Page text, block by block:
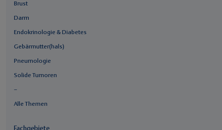
Brust
Darm
Endokrinologie & Diabetes
Gebärmutter(hals)
Pneumologie
Solide Tumoren
–
Alle Themen
Fachgebiete